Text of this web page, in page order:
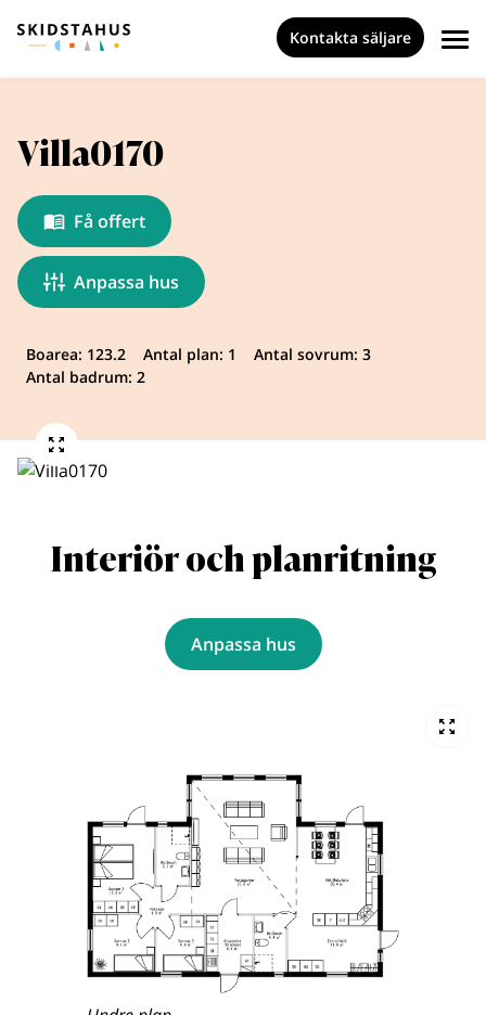
Kontakta säljare
Villa0170
Få offert
Anpassa hus
Boarea: 123.2 Antal plan: 1
Antal sovrum: 3
Antal badrum: 2
Interiör och planritning
Anpassa hus